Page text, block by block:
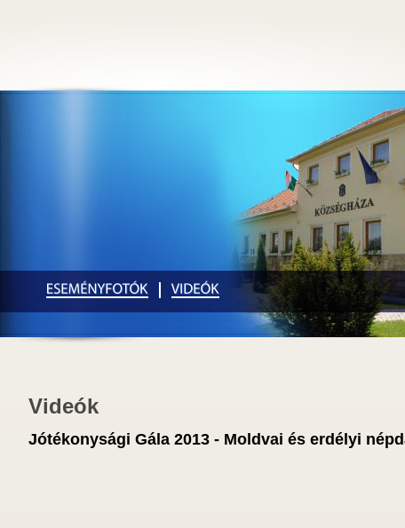
Videók
Jótékonysági Gála 2013 - Moldvai és erdélyi